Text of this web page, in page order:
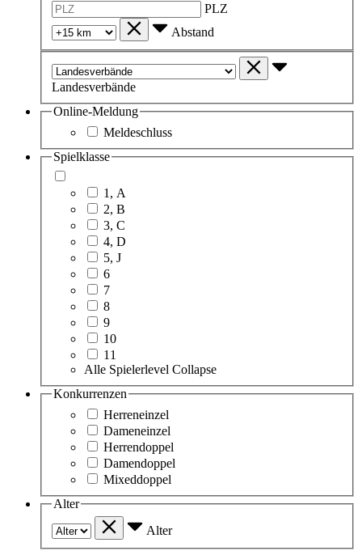
PLZ
Abstand
Landesverbände
Online-Meldung
Meldeschluss
Spielklasse
1, A
2, B
3, C
4, D
5, J
6
7
8
9
10
11
Alle Spielerlevel Collapse
Konkurrenzen
Herreneinzel
Dameneinzel
Herrendoppel
Damendoppel
Mixeddoppel
Alter
Alter